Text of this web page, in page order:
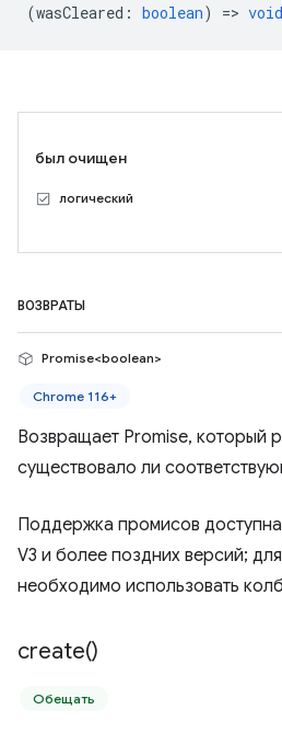
(wasCleared : boolean) => void
был очищен
логический
ВОЗВРАТЫ
Promise<boolean>
Chrome 116+
Возвращает Promise, который
существовало ли
Поддержка промисов
V3 и более поздних версий;
необходимо использовать
create()
Обещать